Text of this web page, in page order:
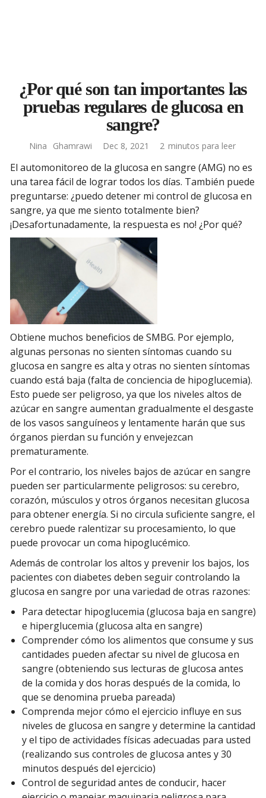
¿Por qué son tan importantes las
pruebas regulares de glucosa en
sangre?
Nina Ghamrawi Dec 8, 2021 2 minutos para leer
El automonitoreo de la glucosa en sangre (AMG) no es
una tarea fácil de lograr todos los días. También puede
preguntarse: ¿puedo detener mi control de glucosa en
sangre, ya que me siento totalmente bien?
¡Desafortunadamente, la respuesta es no! ¿Por qué?
Obtiene muchos beneficios de SMBG. Por ejemplo,
algunas personas no sienten síntomas cuando su
glucosa en sangre es alta y otras no sienten síntomas
cuando está baja (falta de conciencia de hipoglucemia).
Esto puede ser peligroso, ya que los niveles altos de
azúcar en sangre aumentan gradualmente el desgaste
de los vasos sanguíneos y lentamente harán que sus
órganos pierdan su función y envejezcan
prematuramente.
Por el contrario, los niveles bajos de azúcar en sangre
pueden ser particularmente peligrosos: su cerebro,
corazón, músculos y otros órganos necesitan glucosa
para obtener energía. Si no circula suficiente sangre, el
cerebro puede ralentizar su procesamiento, lo que
puede provocar un coma hipoglucémico.
Además de controlar los altos y prevenir los bajos, los
pacientes con diabetes deben seguir controlando la
glucosa en sangre por una variedad de otras razones:
Para detectar hipoglucemia (glucosa baja en sangre)
e hiperglucemia (glucosa alta en sangre)
Comprender cómo los alimentos que consume y sus
cantidades pueden afectar su nivel de glucosa en
sangre (obteniendo sus lecturas de glucosa antes
de la comida y dos horas después de la comida, lo
que se denomina prueba pareada)
Comprenda mejor cómo el ejercicio influye en sus
niveles de glucosa en sangre y determine la cantidad
y el tipo de actividades físicas adecuadas para usted
(realizando sus controles de glucosa antes y 30
minutos después del ejercicio)
Control de seguridad antes de conducir, hacer